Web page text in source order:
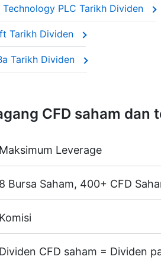
syarikat ini sering dipanggil
ini memastikan harga CFD
Technology PLC Tarikh Dividen
Tarikh Dividen
Tarikh Dividen
CFD saham dan
Maksimum Leverage
MT4 dan MT5 - 1:20 (Margin 5%)
Di NetTradeX, leverage CFD saham
8 Bursa Saham, 400+ CFD
Kami menawarkan lebih daripada
HKEx(Hong Kong),TSE
Komisi
Sehingga 0,1% dari isi padu
Dividen CFD saham = Dividen